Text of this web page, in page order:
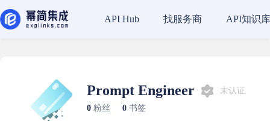
API Hub 找服务商 API知识库
Prompt Engineer
未认证
0 粉丝 0 书签